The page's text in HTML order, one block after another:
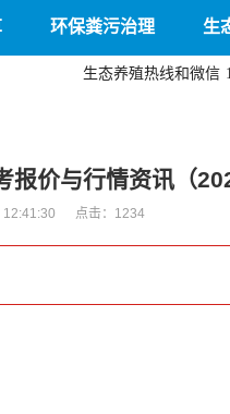
环保粪污治理 生
生态养殖热线和微信
价与行情资讯（
12:41:30 点击： 1234